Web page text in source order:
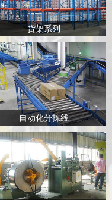
货架系列
自动化分拣线